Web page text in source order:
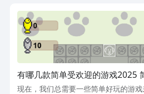
为...
有哪几款简单受欢迎的游戏2025
下载合集
现在，我们总需要一些简单好玩的游